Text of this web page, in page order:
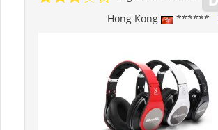
Hong Kong ******